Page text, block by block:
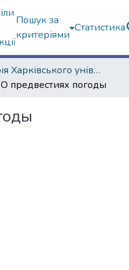
Пошук за
критеріями
Статистика
Історія Харківського університету
О предвестиях погоды